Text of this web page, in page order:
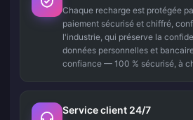
Chaque recharge est protégée
paiement sécurisé et chiffré,
l'industrie, qui préserve la
données personnelles et
confiance — 100 % sécurisé, à
Service client 24/7